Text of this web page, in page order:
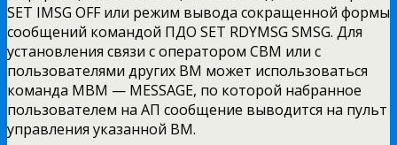
SET IMSG OFF или режим вывода сокращенной формы
сообщений командой ПДО SET RDYMSG SMSG. Для
установления связи с оператором СВМ или с
пользователями других ВМ может использоваться
команда МВМ — MESSAGE, по которой набранное
пользователем на АП сообщение выводится на пульт
управления указанной ВМ.